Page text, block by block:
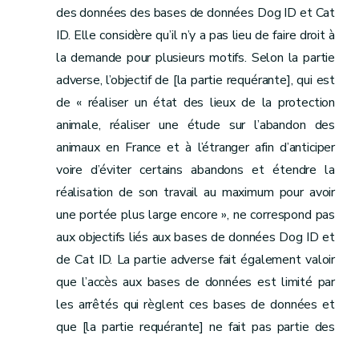
des données des bases de données Dog ID et Cat
ID. Elle considère qu’il n’y a pas lieu de faire droit à
la demande pour plusieurs motifs. Selon la partie
adverse, l’objectif de [la partie requérante], qui est
de « réaliser un état des lieux de la protection
animale, réaliser une étude sur l’abandon des
animaux en France et à l’étranger afin d’anticiper
voire d’éviter certains abandons et étendre la
réalisation de son travail au maximum pour avoir
une portée plus large encore », ne correspond pas
aux objectifs liés aux bases de données Dog ID et
de Cat ID. La partie adverse fait également valoir
que l’accès aux bases de données est limité par
les arrêtés qui règlent ces bases de données et
que [la partie requérante] ne fait pas partie des